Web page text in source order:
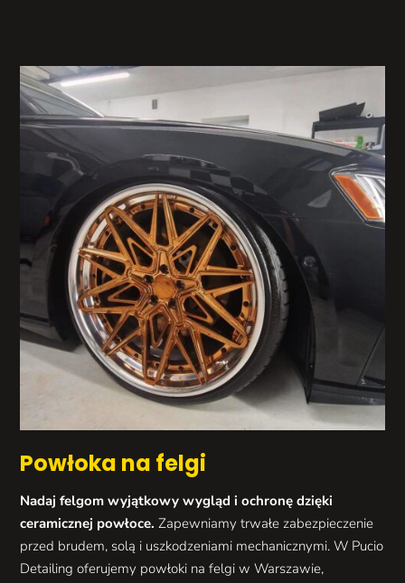
Powłoka na felgi
Nadaj felgom wyjątkowy wygląd i ochronę dzięki
ceramicznej powłoce. Zapewniamy trwałe zabezpieczenie
przed brudem, solą i uszkodzeniami mechanicznymi. W Pucio
Detailing oferujemy powłoki na felgi w Warszawie,